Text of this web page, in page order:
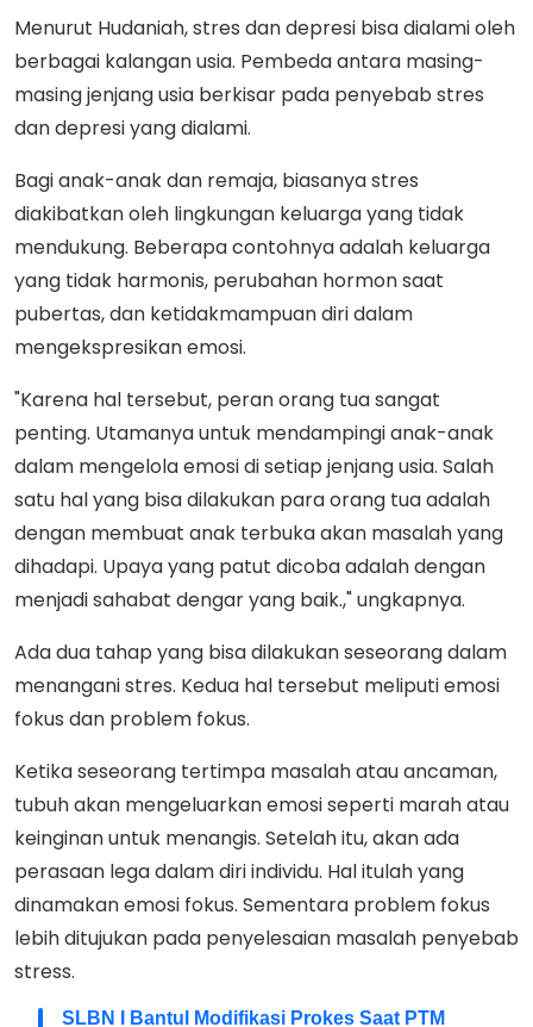
Menurut Hudaniah, stres dan depresi bisa dialami oleh
berbagai kalangan usia. Pembeda antara masing-
masing jenjang usia berkisar pada penyebab stres
dan depresi yang dialami.
Bagi anak-anak dan remaja, biasanya stres
diakibatkan oleh lingkungan keluarga yang tidak
mendukung. Beberapa contohnya adalah keluarga
yang tidak harmonis, perubahan hormon saat
pubertas, dan ketidakmampuan diri dalam
mengekspresikan emosi.
"Karena hal tersebut, peran orang tua sangat
penting. Utamanya untuk mendampingi anak-anak
dalam mengelola emosi di setiap jenjang usia. Salah
satu hal yang bisa dilakukan para orang tua adalah
dengan membuat anak terbuka akan masalah yang
dihadapi. Upaya yang patut dicoba adalah dengan
menjadi sahabat dengar yang baik.," ungkapnya.
Ada dua tahap yang bisa dilakukan seseorang dalam
menangani stres. Kedua hal tersebut meliputi emosi
fokus dan problem fokus.
Ketika seseorang tertimpa masalah atau ancaman,
tubuh akan mengeluarkan emosi seperti marah atau
keinginan untuk menangis. Setelah itu, akan ada
perasaan lega dalam diri individu. Hal itulah yang
dinamakan emosi fokus. Sementara problem fokus
lebih ditujukan pada penyelesaian masalah penyebab
stress.
SLBN I Bantul Modifikasi Prokes Saat PTM